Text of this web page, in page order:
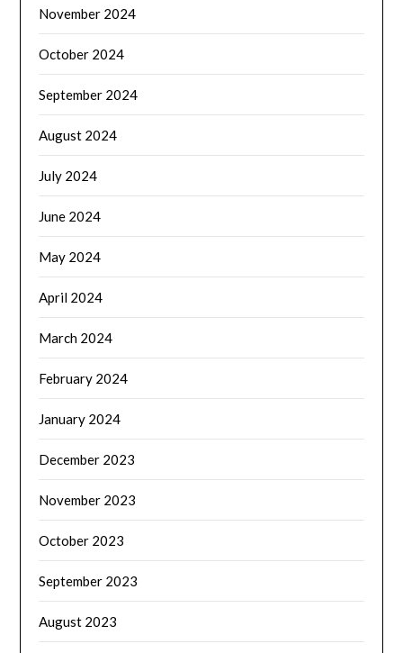
November 2024
October 2024
September 2024
August 2024
July 2024
June 2024
May 2024
April 2024
March 2024
February 2024
January 2024
December 2023
November 2023
October 2023
September 2023
August 2023